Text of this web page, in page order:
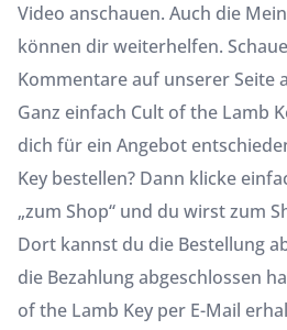
Video anschauen. Auch die
können dir weiterhelfen.
Kommentare auf unserer Seite
Ganz einfach Cult of the Lamb
dich für ein Angebot
Key bestellen? Dann klicke
„zum Shop“ und du wirst zum
Dort kannst du die Bestellung
die Bezahlung abgeschlossen
of the Lamb Key per E-Mail